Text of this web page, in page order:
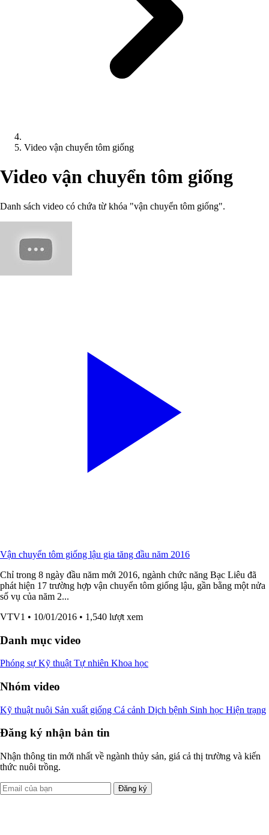
Video vận chuyển tôm giống
Video vận chuyển tôm giống
Danh sách video có chứa từ khóa "vận chuyển tôm giống".
Vận chuyển tôm giống lậu gia tăng đầu năm 2016
Chỉ trong 8 ngày đầu năm mới 2016, ngành chức năng Bạc Liêu đã
phát hiện 17 trường hợp vận chuyển tôm giống lậu, gần bằng một nửa
số vụ của năm 2...
VTV1 • 10/01/2016 • 1,540 lượt xem
Danh mục video
Phóng sự Kỹ thuật Tự nhiên Khoa học
Nhóm video
Kỹ thuật nuôi Sản xuất giống Cá cảnh Dịch bệnh Sinh học Hiện trạng
Đăng ký nhận bản tin
Nhận thông tin mới nhất về ngành thủy sản, giá cả thị trường và kiến
thức nuôi trồng.
Đăng ký